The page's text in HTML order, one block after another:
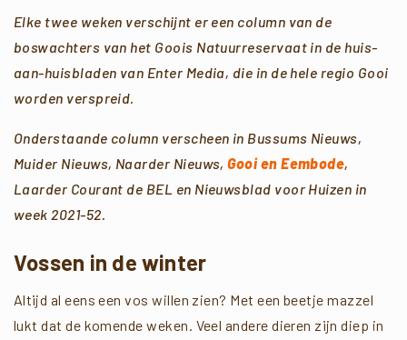
Elke twee weken verschijnt er een column van de
boswachters van het Goois Natuurreservaat in de huis-
aan-huisbladen van Enter Media, die in de hele regio Gooi
worden verspreid.
Onderstaande column verscheen in Bussums Nieuws,
Muider Nieuws, Naarder Nieuws,Gooi en Eembode,
Laarder Courant de BEL en Nieuwsblad voor Huizen in
week 2021-52.
Vossen in de winter
Altijd al eens een vos willen zien? Met een beetje mazzel
lukt dat de komende weken. Veel andere dieren zijn diep in